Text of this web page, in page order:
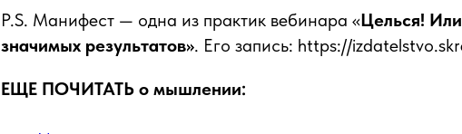
P.S. Манифест — одна из практик вебинара «Целься!
значимых результатов». Его запись: https://
ЕЩЕ ПОЧИТАТЬ о мышлении: